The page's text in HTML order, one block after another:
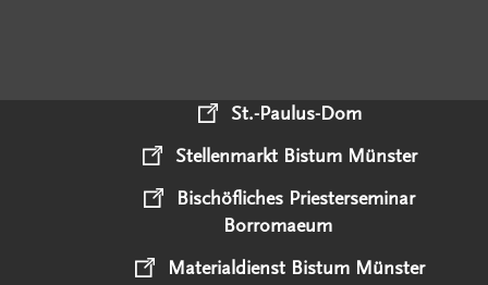
St.-Paulus-Dom
Stellenmarkt Bistum Münster
Bischöfliches Priesterseminar
Borromaeum
Materialdienst Bistum Münster